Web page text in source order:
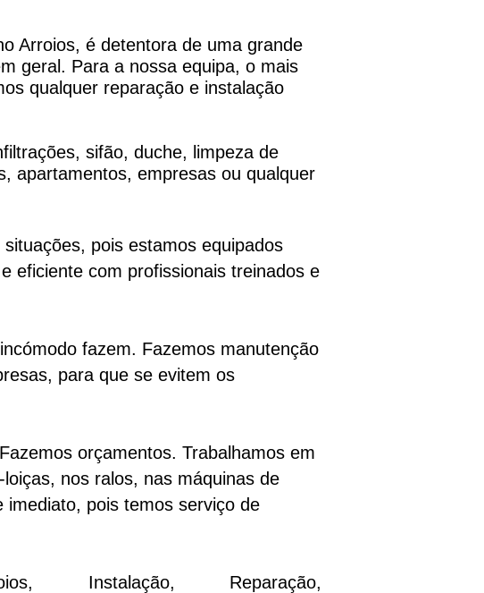
Arroios, é detentora de uma grande
geral. Para a nossa equipa, o mais
qualquer reparação e instalação
sifão, duche, limpeza de
apartamentos, empresas ou qualquer
pois estamos equipados
eficiente com profissionais treinados e
fazem. Fazemos manutenção
para que se evitem os
orçamentos. Trabalhamos em
nos ralos, nas máquinas de
imediato, pois temos serviço de
Instalação, Reparação,